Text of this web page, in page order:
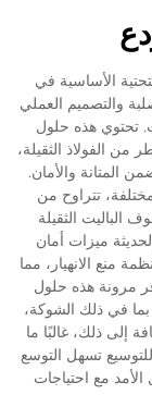
الأساسية في
والتصميم العملي
تحتوي هذه حلول
الفولاذ الثقيلة،
المتانة والأمان.
تتراوح من
الباليت الثقيلة
ميزات أمان
منع الانهيار، مما
مرونة هذه حلول
بما في ذلك الشوكة،
إلى ذلك، غالبًا ما
تسهل التوسع
مع احتياجات